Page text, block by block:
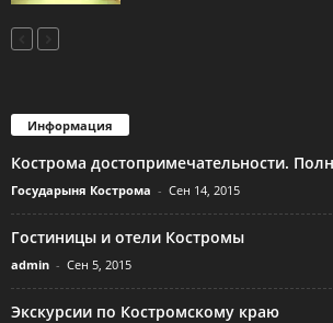
Информация
Кострома достопримечательности.
Государыня Кострома - Сен 14, 2015
Гостиницы и отели Костромы
admin - Сен 5, 2015
Экскурсии по Костромскому краю